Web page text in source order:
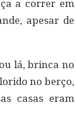
a correr em
apesar de
lá, brinca no
no berço,
casas eram